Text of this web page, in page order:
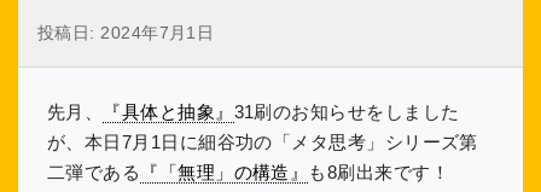
投稿日: 2024年7月1日
先月、 『具体と抽象』 31刷のお知らせをしました
が、本日7月1日に細谷功の「メタ思考」シリーズ第
二弾である
『「無理」の構造』 も8刷出来です！